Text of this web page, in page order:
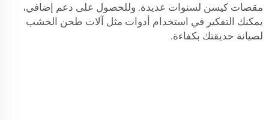
مقصات كيسن لسنوات عديدة. وللحصول على دعم إضافي،
يمكنك التفكير في استخدام أدوات مثل آلات طحن الخشب
لصيانة حديقتك بكفاءة.